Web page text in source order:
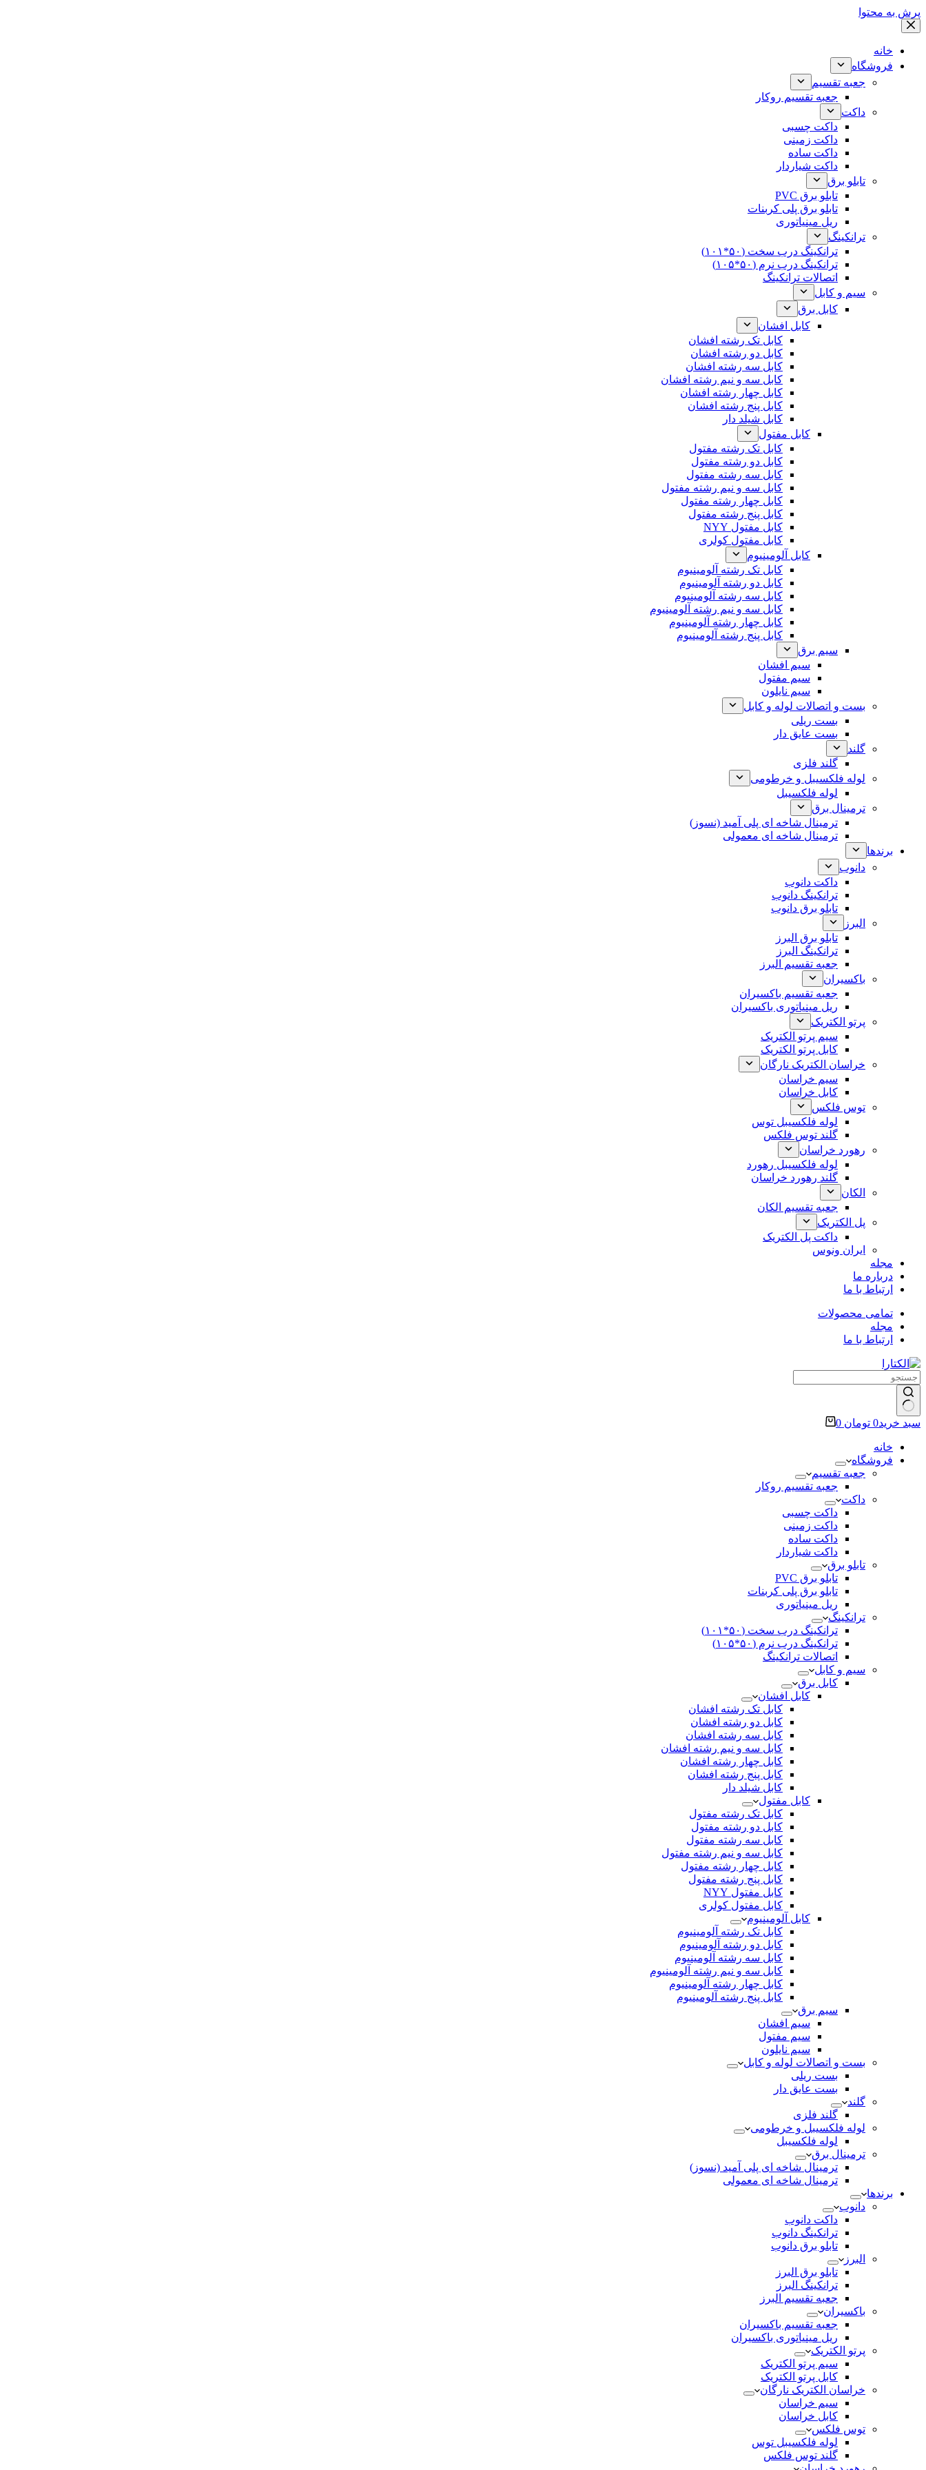
پرش به محتوا
خانه
فروشگاه
جعبه تقسیم
جعبه تقسیم روکار
داکت
داکت چسبی
داکت زمینی
داکت ساده
داکت شیاردار
تابلو برق
تابلو برق PVC
تابلو برق پلی کربنات
ریل مینیاتوری
ترانکینگ
ترانکینگ درب سخت (۵۰*۱۰۱)
ترانکینگ درب نرم (۵۰*۱۰۵)
اتصالات ترانکینگ
سیم و کابل
کابل برق
کابل افشان
کابل تک رشته افشان
کابل دو رشته افشان
کابل سه رشته افشان
کابل سه و نیم رشته افشان
کابل چهار رشته افشان
کابل پنج رشته افشان
کابل شیلد دار
کابل مفتول
کابل تک رشته مفتول
کابل دو رشته مفتول
کابل سه رشته مفتول
کابل سه و نیم رشته مفتول
کابل چهار رشته مفتول
کابل پنج رشته مفتول
کابل مفتول NYY
کابل مفتول کولری
کابل آلومینیوم
کابل تک رشته آلومینیوم
کابل دو رشته آلومینیوم
کابل سه رشته آلومینیوم
کابل سه و نیم رشته آلومینیوم
کابل چهار رشته آلومینیوم
کابل پنج رشته آلومینیوم
سیم برق
سیم افشان
سیم مفتول
سیم نایلون
بست و اتصالات لوله و کابل
بست ریلی
بست عایق دار
گلند
گلند فلزی
لوله فلکسیبل و خرطومی
لوله فلکسیبل
ترمینال برق
ترمینال شاخه ای پلی آمید (نسوز)
ترمینال شاخه ای معمولی
برندها
دانوب
داکت دانوب
ترانکینگ دانوب
تابلو برق دانوب
البرز
تابلو برق البرز
ترانکینگ البرز
جعبه تقسیم البرز
باکسیران
جعبه تقسیم باکسیران
ریل مینیاتوری باکسیران
پرتو الکتریک
سیم پرتو الکتریک
کابل پرتو الکتریک
خراسان الکتریک نارگان
سیم خراسان
کابل خراسان
توس فلکس
لوله فلکسیبل توس
گلند توس فلکس
رهورد خراسان
لوله فلکسیبل رهورد
گلند رهورد خراسان
الکان
جعبه تقسیم الکان
پل الکتریک
داکت پل الکتریک
ایران ونوس
مجله
درباره ما
ارتباط با ما
تمامی محصولات
مجله
ارتباط با ما
سبد خرید0 تومان 0
خانه
فروشگاه
جعبه تقسیم
جعبه تقسیم روکار
داکت
داکت چسبی
داکت زمینی
داکت ساده
داکت شیاردار
تابلو برق
تابلو برق PVC
تابلو برق پلی کربنات
ریل مینیاتوری
ترانکینگ
ترانکینگ درب سخت (۵۰*۱۰۱)
ترانکینگ درب نرم (۵۰*۱۰۵)
اتصالات ترانکینگ
سیم و کابل
کابل برق
کابل افشان
کابل تک رشته افشان
کابل دو رشته افشان
کابل سه رشته افشان
کابل سه و نیم رشته افشان
کابل چهار رشته افشان
کابل پنج رشته افشان
کابل شیلد دار
کابل مفتول
کابل تک رشته مفتول
کابل دو رشته مفتول
کابل سه رشته مفتول
کابل سه و نیم رشته مفتول
کابل چهار رشته مفتول
کابل پنج رشته مفتول
کابل مفتول NYY
کابل مفتول کولری
کابل آلومینیوم
کابل تک رشته آلومینیوم
کابل دو رشته آلومینیوم
کابل سه رشته آلومینیوم
کابل سه و نیم رشته آلومینیوم
کابل چهار رشته آلومینیوم
کابل پنج رشته آلومینیوم
سیم برق
سیم افشان
سیم مفتول
سیم نایلون
بست و اتصالات لوله و کابل
بست ریلی
بست عایق دار
گلند
گلند فلزی
لوله فلکسیبل و خرطومی
لوله فلکسیبل
ترمینال برق
ترمینال شاخه ای پلی آمید (نسوز)
ترمینال شاخه ای معمولی
برندها
دانوب
داکت دانوب
ترانکینگ دانوب
تابلو برق دانوب
البرز
تابلو برق البرز
ترانکینگ البرز
جعبه تقسیم البرز
باکسیران
جعبه تقسیم باکسیران
ریل مینیاتوری باکسیران
پرتو الکتریک
سیم پرتو الکتریک
کابل پرتو الکتریک
خراسان الکتریک نارگان
سیم خراسان
کابل خراسان
توس فلکس
لوله فلکسیبل توس
گلند توس فلکس